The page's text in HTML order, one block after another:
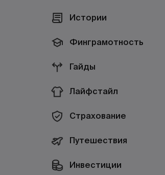
Истории
Финграмотность
Гайды
Лайфстайл
Страхование
Путешествия
Инвестиции